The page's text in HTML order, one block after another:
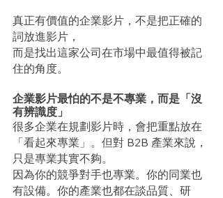
真正有價值的企業影片，不是把正確的
詞放進影片，
而是找出這家公司在市場中最值得被記
住的角度。
企業影片最怕的不是不專業，而是「沒
有辨識度」
很多企業在規劃影片時，會把重點放在
「看起來專業」。但對 B2B 產業來說，
只是專業其實不夠。
因為你的競爭對手也專業。你的同業也
有設備。你的產業也都在談品質、研